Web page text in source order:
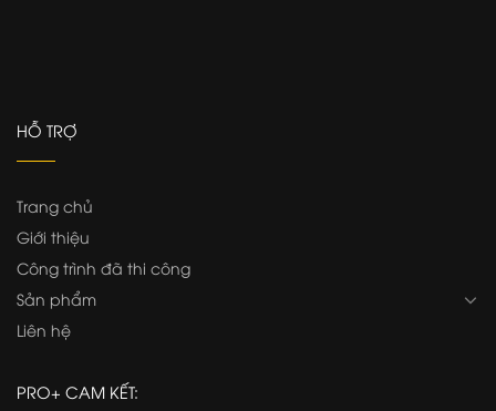
HỖ TRỢ
Trang chủ
Giới thiệu
Công trình đã thi công
Sản phẩm
Liên hệ
PRO+ CAM KẾT: